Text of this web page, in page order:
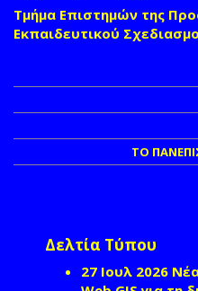
Τμήμα Επιστημών της
Εκπαιδευτικού
ΤΟ
Δελτία Τύπου
27 Ιουλ 2026